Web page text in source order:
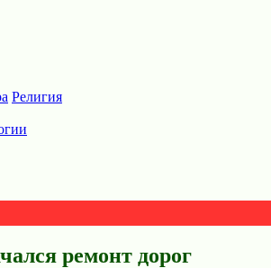
Религия
ремонт дорог